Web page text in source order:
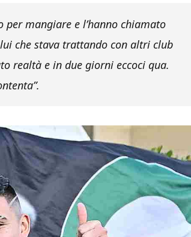
mangiare e l’hanno chiamato
che stava trattando con altri club
realtà e in due giorni eccoci qua.